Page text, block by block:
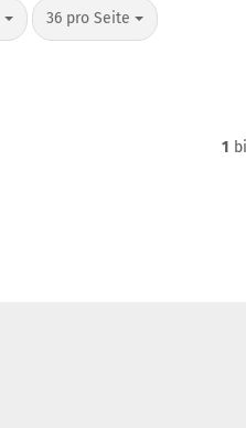
36 pro Seite
pro Seite
1